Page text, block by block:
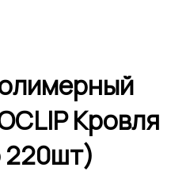
Кровля
220шт)